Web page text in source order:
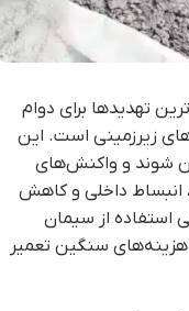
تهدیدها برای دوام
زیرزمینی است. این
شوند و واکنش‌های
انبساط داخلی و کاهش
استفاده از سیمان
هزینه‌های سنگین تعمیر